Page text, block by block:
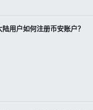
陆用户如何注册币安账户？